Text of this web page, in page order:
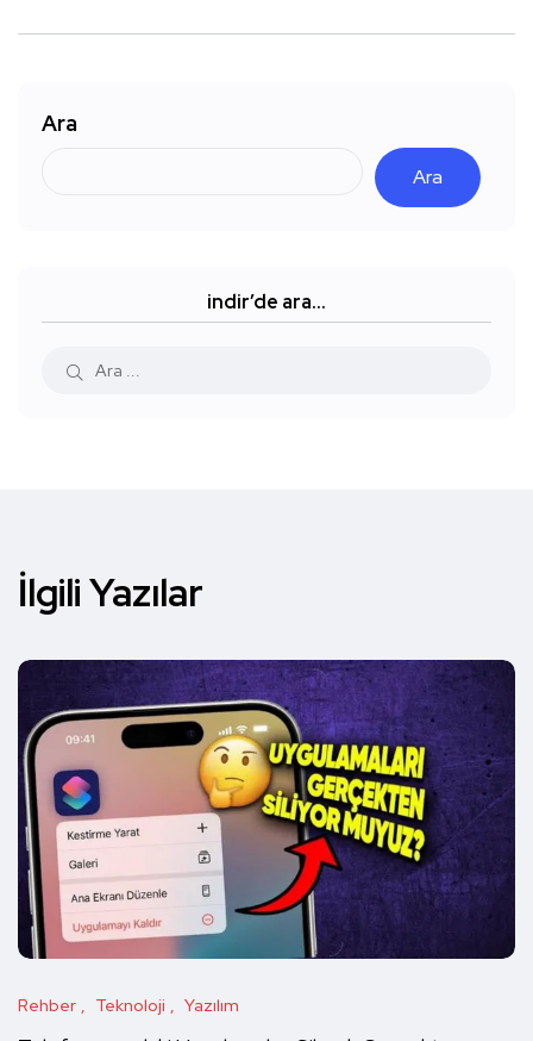
Ara
Ara
indir’de ara…
İlgili Yazılar
Rehber Teknoloji Yazılım